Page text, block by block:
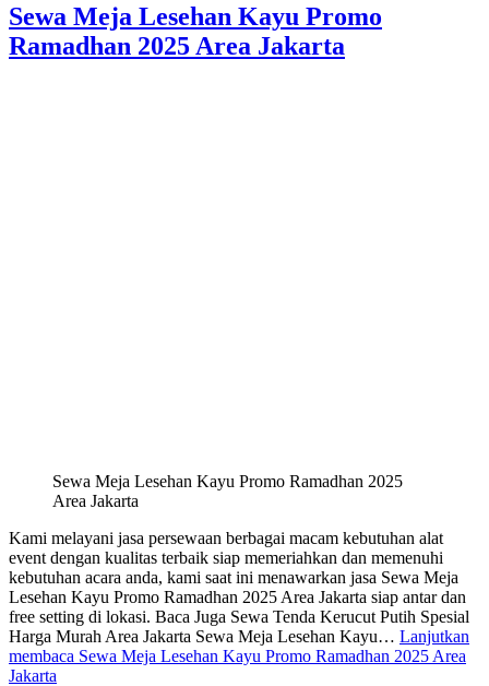
Sewa Meja Lesehan Kayu Promo
Ramadhan 2025 Area Jakarta
Sewa Meja Lesehan Kayu Promo Ramadhan 2025
Area Jakarta
Kami melayani jasa persewaan berbagai macam kebutuhan alat
event dengan kualitas terbaik siap memeriahkan dan memenuhi
kebutuhan acara anda, kami saat ini menawarkan jasa Sewa Meja
Lesehan Kayu Promo Ramadhan 2025 Area Jakarta siap antar dan
free setting di lokasi. Baca Juga Sewa Tenda Kerucut Putih Spesial
Harga Murah Area Jakarta Sewa Meja Lesehan Kayu… Lanjutkan
membaca Sewa Meja Lesehan Kayu Promo Ramadhan 2025 Area
Jakarta